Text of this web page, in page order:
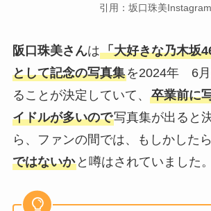
引用：坂口珠美Instagram
阪口珠美さんは「大好きな乃木坂
として記念の写真集を2024年 6月
ることが決定していて、 卒業前に
イドルが多いので写真集が出ると
ら、ファンの間では、もしかしたら
ではないかと噂はされていました。